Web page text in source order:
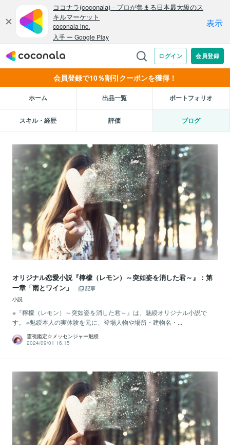
会員登録で10％割引クーポンを獲得！
ホーム 出品一覧 ポートフォリオ
スキル・経歴 評価 ブログ
オリジナル恋愛小説『檸檬（レモン）～突如姿を消した君～』：第
一章「雨とワイン」
記事
小説
※『檸檬（レモン）～突如姿を消した君～』は、魅綬オリジナル小説で
す。 ※魅綬本人の実体験を元に、登場人物や場所・建物名・...
霊視鑑定☆メッセンジャー魅綬
2024/09/01 16:15